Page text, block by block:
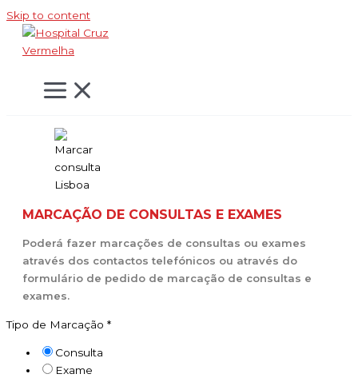
Skip to content
MARCAÇÃO DE CONSULTAS E EXAMES
Poderá fazer marcações de consultas ou exames
através dos contactos telefónicos ou através do
formulário de pedido de marcação de consultas e
exames.
Tipo de Marcação *
Consulta
Exame